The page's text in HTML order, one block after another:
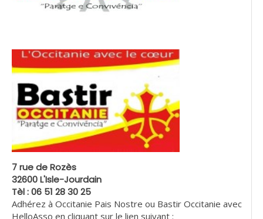
7 rue de Rozès
32600 L'Isle-Jourdain
Tèl : 06 51 28 30 25
Adhérez à Occitanie Pais Nostre ou Bastir Occitanie avec
HelloAsso en cliquant sur le lien suivant :